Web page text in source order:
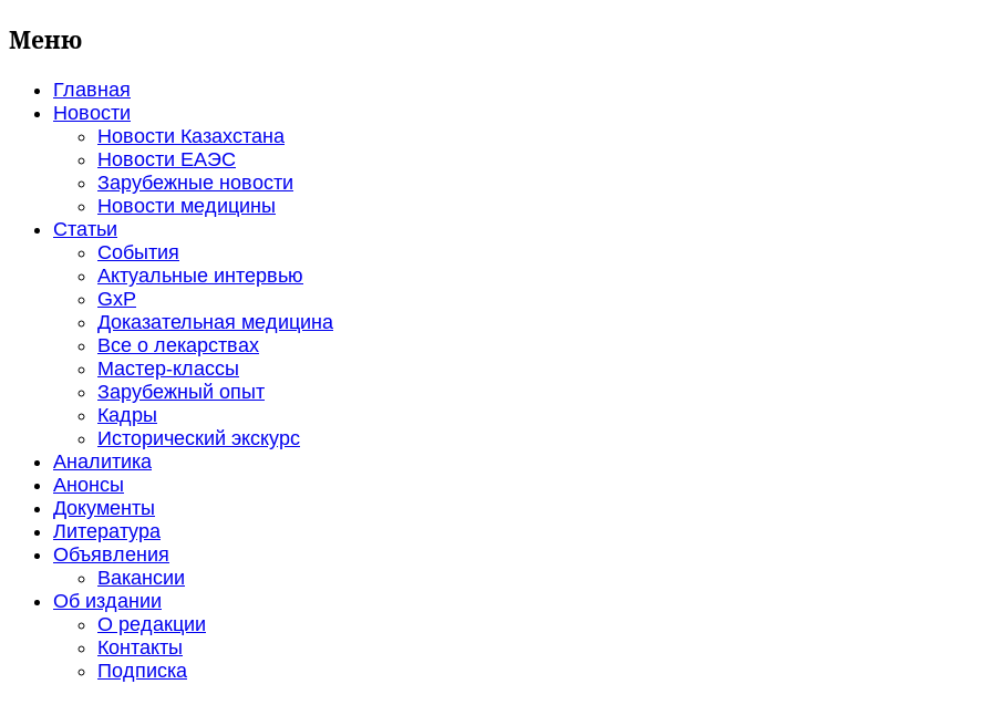
Меню
Главная
Новости
Новости Казахстана
Новости ЕАЭС
Зарубежные новости
Новости медицины
Статьи
События
Актуальные интервью
GxP
Доказательная медицина
Все о лекарствах
Мастер-классы
Зарубежный опыт
Кадры
Исторический экскурс
Аналитика
Анонсы
Документы
Литература
Объявления
Вакансии
Об издании
О редакции
Контакты
Подписка